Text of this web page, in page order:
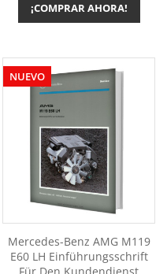
¡COMPRAR AHORA!
NUEVO
Mercedes-Benz AMG M119
E60 LH Einführungsschrift